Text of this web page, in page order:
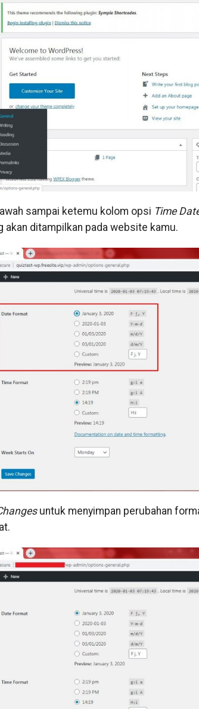
sampai ketemu kolom opsi Time
akan ditampilkan pada website kamu.
untuk menyimpan perubahan